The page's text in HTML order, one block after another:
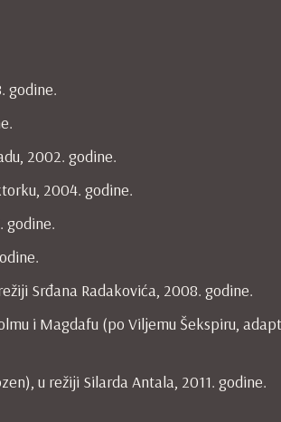
godine.
2002. godine.
2004. godine.
godine.
Srđana Radakovića, 2008. godine.
i Magdafu (po Viljemu Šekspiru,
u režiji Silarda Antala, 2011. godine.